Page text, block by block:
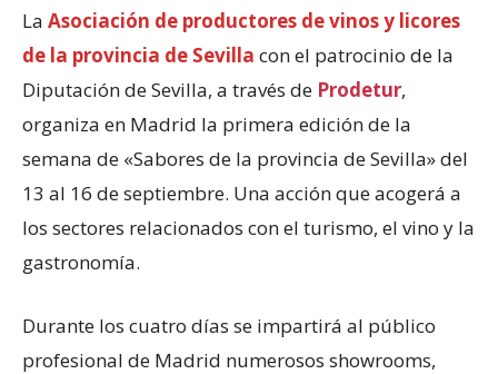
La Asociación de productores de vinos y licores
de la provincia de Sevilla con el patrocinio de la
Diputación de Sevilla, a través de Prodetur,
organiza en Madrid la primera edición de la
semana de «Sabores de la provincia de Sevilla» del
13 al 16 de septiembre. Una acción que acogerá a
los sectores relacionados con el turismo, el vino y la
gastronomía.
Durante los cuatro días se impartirá al público
profesional de Madrid numerosos showrooms,